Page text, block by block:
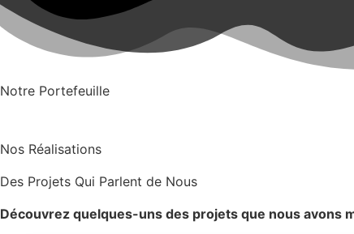
Notre Portefeuille
Nos Réalisations
Des Projets Qui Parlent de Nous
Découvrez quelques-uns des projets que nous avons